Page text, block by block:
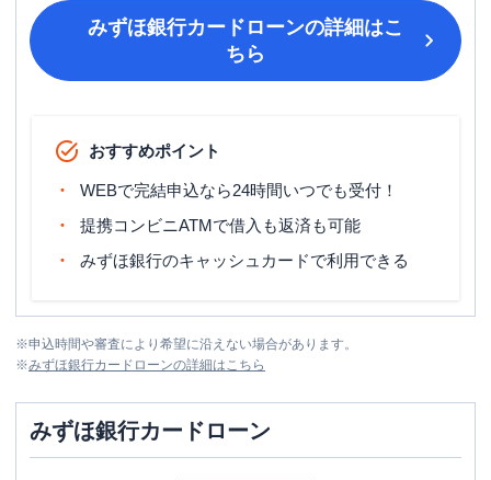
みずほ銀行カードローンの詳細はこ
ちら
おすすめポイント
WEBで完結申込なら24時間いつでも受付！
提携コンビニATMで借入も返済も可能
みずほ銀行のキャッシュカードで利用できる
※申込時間や審査により希望に沿えない場合があります。
※みずほ銀行カードローンの詳細はこちら
みずほ銀行カードローン